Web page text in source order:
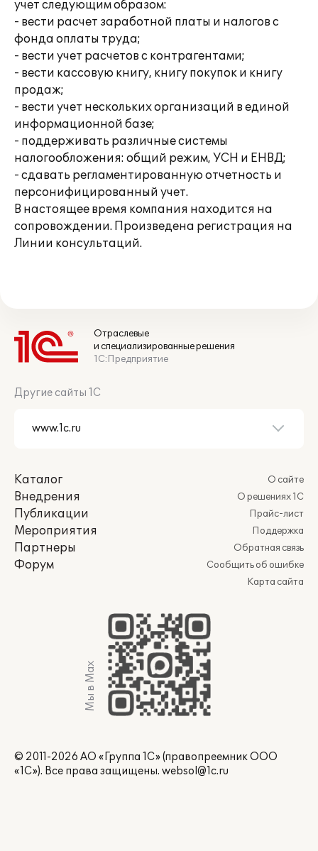
учет следующим образом:
- вести расчет заработной платы и налогов с
фонда оплаты труда;
- вести учет расчетов с контрагентами;
- вести кассовую книгу, книгу покупок и книгу
продаж;
- вести учет нескольких организаций в единой
информационной базе;
- поддерживать различные системы
налогообложения: общий режим, УСН и ЕНВД;
- сдавать регламентированную отчетность и
персонифицированный учет.
В настоящее время компания находится на
сопровождении. Произведена регистрация на
Линии консультаций.
Отраслевые
и специализированные решения
1С:Предприятие
Другие сайты 1С
Каталог
Внедрения
Публикации
Мероприятия
Партнеры
Форум
О сайте
О решениях 1С
Прайс-лист
Поддержка
Обратная связь
Сообщить об ошибке
Карта сайта
Мы в Max
© 2011-2026 АО «Группа 1С» (правопреемник ООО
«1С»). Все права защищены. websol@1c.ru